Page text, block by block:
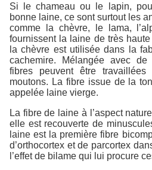
Si le chameau ou le lapin,
bonne laine, ce sont surtout les
comme la chèvre, le lama,
fournissent la laine de très
la chèvre est utilisée dans la
cachemire. Mélangée avec
fibres peuvent être
moutons. La fibre issue de la
appelée laine vierge.
La fibre de laine à l’aspect
elle est recouverte de
laine est la première fibre
d’orthocortex et de parcortex
l’effet de bilame qui lui procure